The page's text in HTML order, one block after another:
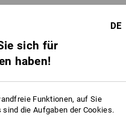
Veredelungstechnik
DE
sich für
haben!
Funktionen, auf Sie
die Aufgaben der Cookies.